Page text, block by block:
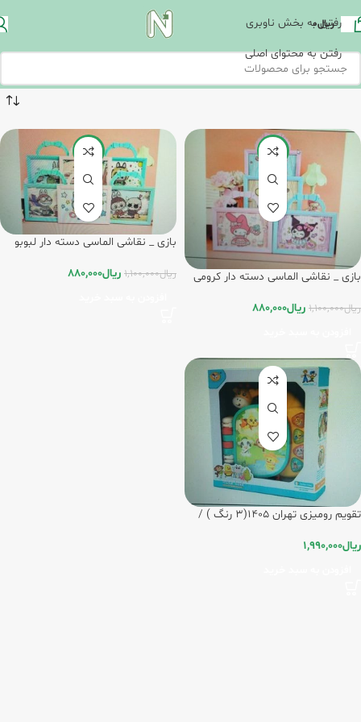
رفتن به بخش ناوبری
رفتن به محتوای اصلی
ریال0
-20%
بازی _ نقاشی الماسی دسته دار کرومی
ریال1,100,000 ریال880,000
-20%
بازی _ نقاشی الماسی دسته دار لبوبو
ریال1,100,000 ریال880,000
تقویم رومیزی تهران 1405(3 رنگ ) /
ریال1,990,000